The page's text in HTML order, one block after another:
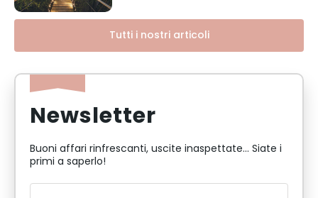
Tutti i nostri articoli
Newsletter
Buoni affari rinfrescanti, uscite inaspettate... Siate i
primi a saperlo!